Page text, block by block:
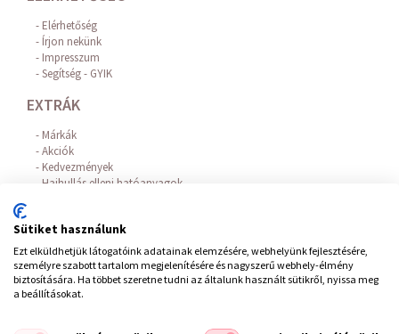
Elérhetőség
Írjon nekünk
Impresszum
Segítség - GYIK
EXTRÁK
Márkák
Akciók
Kedvezmények
Hajhullás elleni hatóanyagok
FIÓKOM
Belépés / Regisztráció
Hírlevél feliratkozás
Elállás a szerződéstől
Sütiket használunk
Ezt elküldhetjük látogatóink adatainak elemzésére, webhelyünk fejlesztésére,
személyre szabott tartalom megjelenítésére és nagyszerű webhely-élmény
biztosítására. Ha többet szeretne tudni az általunk használt sütikről, nyissa meg
a beállításokat.